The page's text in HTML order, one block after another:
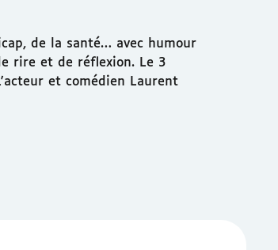
de la santé… avec humour
rire et de réflexion. Le 3
et comédien Laurent